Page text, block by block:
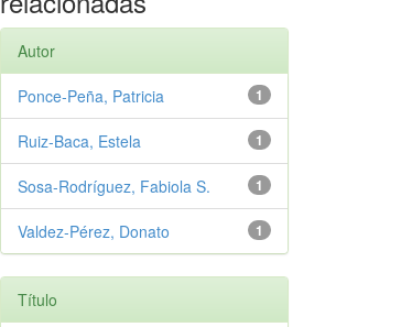
Autor
1
Ponce‑Peña, Patricia
1
Ruiz‑Baca, Estela
1
Sosa‑Rodríguez, Fabiola S.
1
Valdez‑Pérez, Donato
Título